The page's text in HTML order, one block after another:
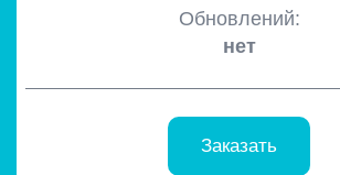
Обновлений:
нет
Заказать